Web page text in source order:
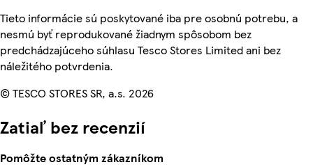
Tieto informácie sú poskytované iba pre osobnú potrebu, a
nesmú byť reprodukované žiadnym spôsobom bez
predchádzajúceho súhlasu Tesco Stores Limited ani bez
náležitého potvrdenia.
© TESCO STORES SR, a.s. 2026
Zatiaľ bez recenzií
Pomôžte ostatným zákazníkom